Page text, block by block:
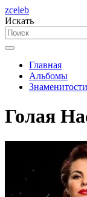
zceleb
Искать
Главная
Альбомы
Знаменитости
Голая